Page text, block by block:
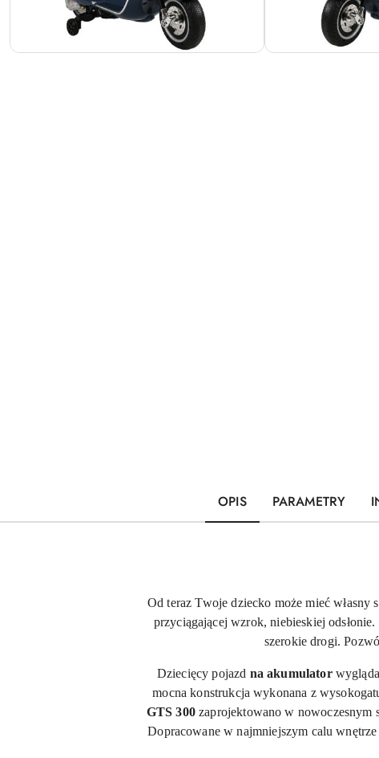
OPIS PARAMETRY
Od teraz Twoje dziecko może mieć
przyciągającej wzrok, niebieskiej
szerokie drogi.
Dziecięcy pojazd na akumulator
mocna konstrukcja wykonana z
GTS 300zaprojektowano w nowoczesnym
Dopracowane w najmniejszym calu